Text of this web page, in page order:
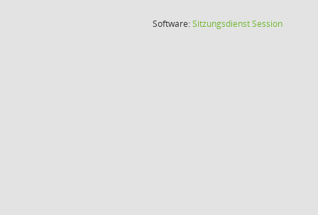
Software:SitzungsdienstSession(Wird in